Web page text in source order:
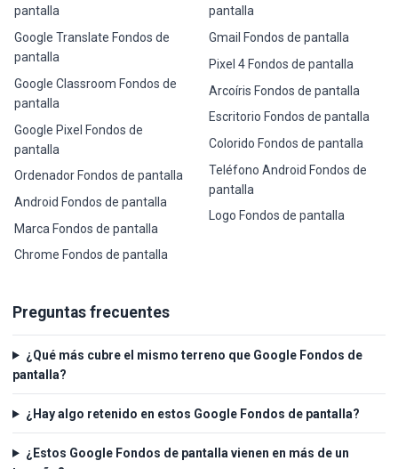
pantalla
Google Translate Fondos de
pantalla
Google Classroom Fondos de
pantalla
Google Pixel Fondos de
pantalla
Ordenador Fondos de pantalla
Android Fondos de pantalla
Marca Fondos de pantalla
Chrome Fondos de pantalla
pantalla
Gmail Fondos de pantalla
Pixel 4 Fondos de pantalla
Arcoíris Fondos de pantalla
Escritorio Fondos de pantalla
Colorido Fondos de pantalla
Teléfono Android Fondos de
pantalla
Logo Fondos de pantalla
Preguntas frecuentes
¿Qué más cubre el mismo terreno que Google Fondos de
pantalla?
¿Hay algo retenido en estos Google Fondos de pantalla?
¿Estos Google Fondos de pantalla vienen en más de un